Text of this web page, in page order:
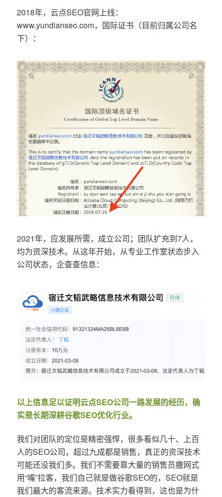
2018年，云点SEO官网上线：
www.yundianseo.com，国际证书（目前归属公司名
下）：
2021年，应发展所需，成立公司；团队扩充到7人，
均为资深技术。从这年开始，从专业工作室状态步入
公司状态，企查查信息：
以上信息足以证明云点SEO公司一路发展的经历，确
实是长期深耕谷歌SEO优化行业。
我们对团队的定位是精密强悍，很多看似几十、上百
人的SEO公司，超过九成都是销售，真正的资深技术
可能还没我们多。我们不需要靠大量的销售员撒网式
用“嘴”拉客，我们自己就是做谷歌SEO的，SEO就是
我们最大的客流来源。技术实力看得到，这也是为什